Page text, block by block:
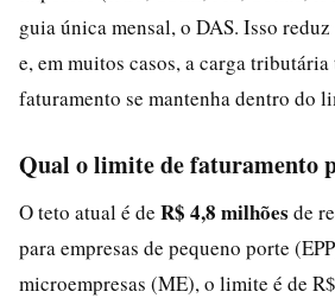
guia única mensal, o DAS. Isso
e, em muitos casos, a carga
faturamento se mantenha dentro do
Qual o limite de faturamento
O teto atual é de R$ 4,8 milhões de
para empresas de pequeno porte
microempresas (ME), o limite é de